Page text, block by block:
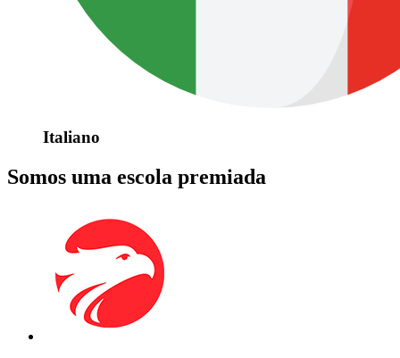
Italiano
Somos uma escola premiada